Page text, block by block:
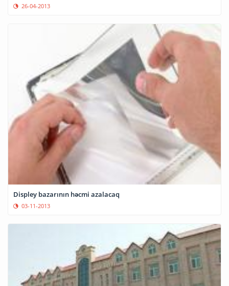
26-04-2013
Displey bazarının həcmi azalacaq
03-11-2013